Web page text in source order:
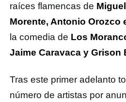
raíces flamencas de
Morente, Antonio Orozco
la comedia de Los
Jaime Caravaca y Grison
Tras este primer adelanto
número de artistas por